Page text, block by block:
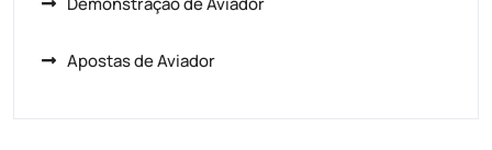
Apostas de Aviador